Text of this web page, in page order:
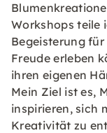
Workshops teile
Begeisterung
Freude erleben
ihren eigenen
Mein Ziel ist es,
inspirieren, sich
Kreativität zu